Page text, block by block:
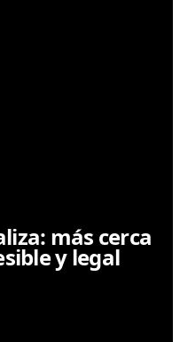
más cerca
y legal